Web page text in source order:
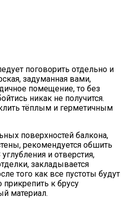
поговорить отдельно и
задуманная вами,
помещение, то без
никак не получится.
тёплым и герметичным
поверхностей балкона,
рекомендуется обшить
и отверстия,
закладывается
того как все пустоты будут
к брусу
материал.